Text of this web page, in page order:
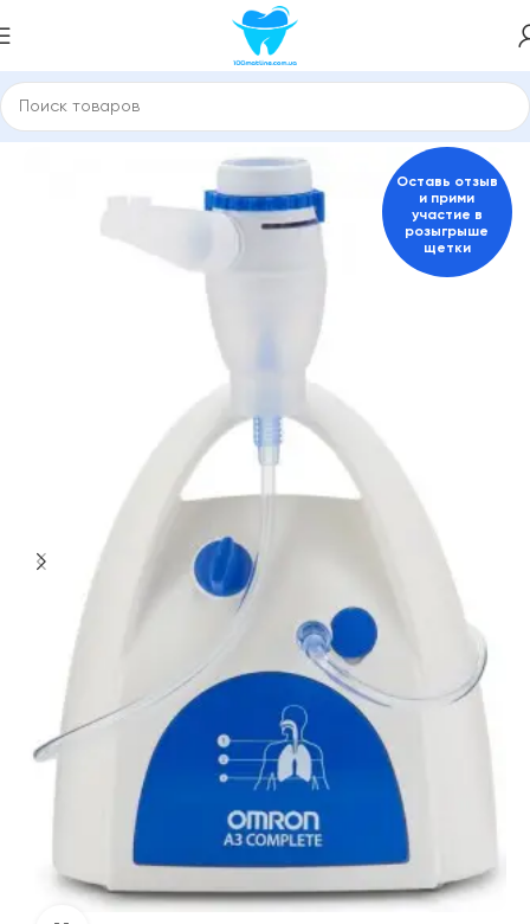
небулайзери Ингалятор, небулайзер стационарый
Оставь отзыв
и прими
участие в
розыгрыше
щетки